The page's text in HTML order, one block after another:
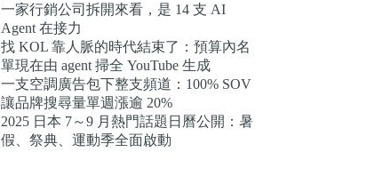
一家行銷公司拆開來看，是 14 支 AI
Agent 在接力
找 KOL 靠人脈的時代結束了：預算內名
單現在由 agent 掃全 YouTube 生成
一支空調廣告包下整支頻道：100% SOV
讓品牌搜尋量單週漲逾 20%
2025 日本 7～9 月熱門話題日曆公開：暑
假、祭典、運動季全面啟動